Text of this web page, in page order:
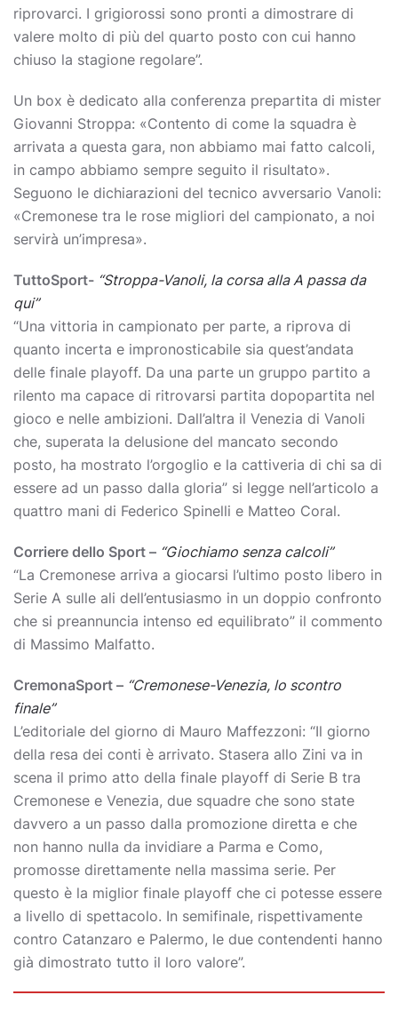
riprovarci. I grigiorossi sono pronti a dimostrare di
valere molto di più del quarto posto con cui hanno
chiuso la stagione regolare”.
Un box è dedicato alla conferenza prepartita di mister
Giovanni Stroppa: «Contento di come la squadra è
arrivata a questa gara, non abbiamo mai fatto calcoli,
in campo abbiamo sempre seguito il risultato».
Seguono le dichiarazioni del tecnico avversario Vanoli:
«Cremonese tra le rose migliori del campionato, a noi
servirà un’impresa».
TuttoSport- “Stroppa-Vanoli, la corsa alla A passa da
qui”
“Una vittoria in campionato per parte, a riprova di
quanto incerta e impronosticabile sia quest’andata
delle finale playoff. Da una parte un gruppo partito a
rilento ma capace di ritrovarsi partita dopopartita nel
gioco e nelle ambizioni. Dall’altra il Venezia di Vanoli
che, superata la delusione del mancato secondo
posto, ha mostrato l’orgoglio e la cattiveria di chi sa di
essere ad un passo dalla gloria” si legge nell’articolo a
quattro mani di Federico Spinelli e Matteo Coral.
Corriere dello Sport – “Giochiamo senza calcoli”
“La Cremonese arriva a giocarsi l’ultimo posto libero in
Serie A sulle ali dell’entusiasmo in un doppio confronto
che si preannuncia intenso ed equilibrato” il commento
di Massimo Malfatto.
CremonaSport – “Cremonese-Venezia, lo scontro
finale”
L’editoriale del giorno di Mauro Maffezzoni: “Il giorno
della resa dei conti è arrivato. Stasera allo Zini va in
scena il primo atto della finale playoff di Serie B tra
Cremonese e Venezia, due squadre che sono state
davvero a un passo dalla promozione diretta e che
non hanno nulla da invidiare a Parma e Como,
promosse direttamente nella massima serie. Per
questo è la miglior finale playoff che ci potesse essere
a livello di spettacolo. In semifinale, rispettivamente
contro Catanzaro e Palermo, le due contendenti hanno
già dimostrato tutto il loro valore”.